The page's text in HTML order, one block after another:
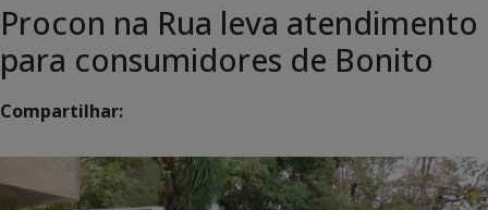
Procon na Rua leva atendimento
para consumidores de Bonito
Compartilhar: